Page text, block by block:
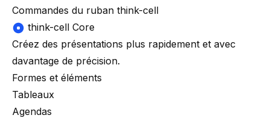
Commandes du ruban think-cell
think-cell Core
Créez des présentations plus rapidement et avec
davantage de précision.
Formes et éléments
Tableaux
Agendas